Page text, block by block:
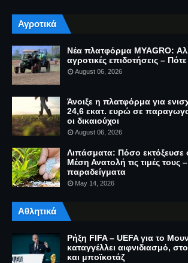
Αγροτικά
Νέα πλατφόρμα MYAGRO:
αγροτικές επιδοτήσεις –
August 06, 2026
Άνοιξε η πλατφόρμα για
24,6 εκατ. ευρώ σε
οι δικαιούχοι
August 06, 2026
Λιπάσματα: Πόσο εκτόξευσε
Μέση Ανατολή τις τιμές τους
παραδείγματα
May 14, 2026
Αθλητικά
Ρήξη FIFA – UEFA για το
καταγγέλλει αιφνιδιασμό,
και μποϊκοτάζ